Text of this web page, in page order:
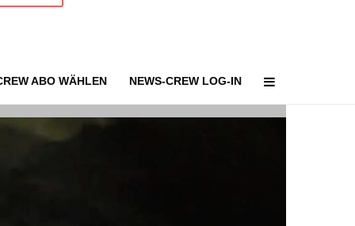
ABO WÄHLEN NEWS-CREW LOG-IN